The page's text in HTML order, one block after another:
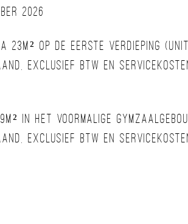
2026
23m² op de eerste verdieping
exclusief btw en
in het voormalige
exclusief btw en